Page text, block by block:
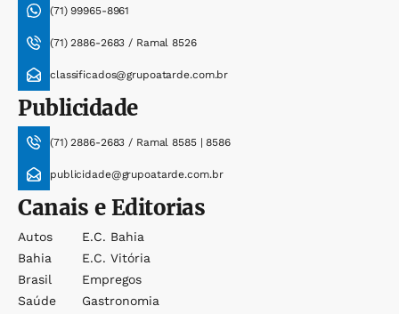
(71) 99965-8961
(71) 2886-2683 / Ramal 8526
classificados@grupoatarde.com.br
Publicidade
(71) 2886-2683 / Ramal 8585 | 8586
publicidade@grupoatarde.com.br
Canais e Editorias
Autos
Bahia
Brasil
Saúde
E.c. Bahia
E.c. Vitória
Empregos
Gastronomia